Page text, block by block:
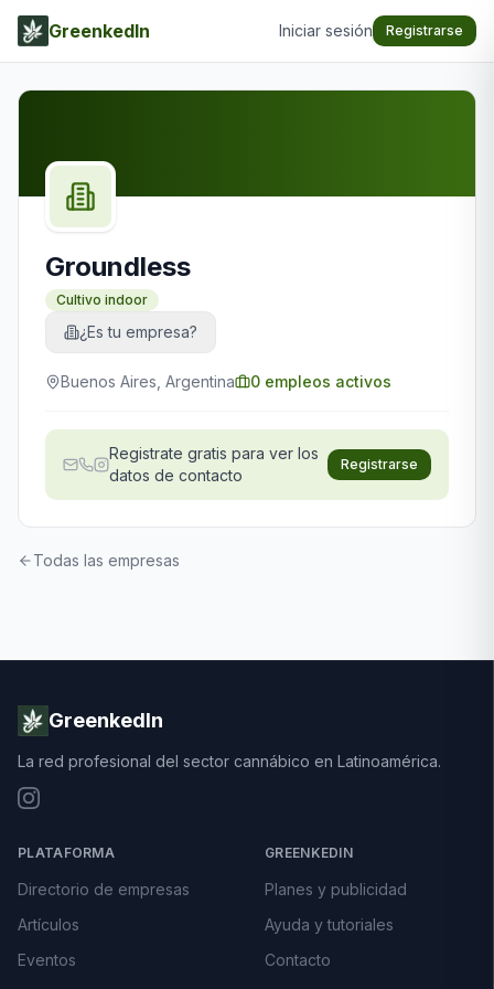
GreenkedIn Iniciar sesión Registrarse
Groundless
Cultivo indoor
¿Es tu empresa?
Buenos Aires, Argentina 0 empleos activos
Registrate gratis para ver los
datos de contacto
Registrarse
Todas las empresas
GreenkedIn
La red profesional del sector cannábico en Latinoamérica.
PLATAFORMA
Directorio de empresas
Artículos
Eventos
GREENKEDIN
Planes y publicidad
Ayuda y tutoriales
Contacto